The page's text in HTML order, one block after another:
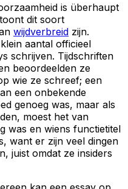
is überhaupt
dit soort
wijdverbreid zijn.
aantal officieel
schrijven. Tijdschriften
beoordeelden ze
wie ze schreef; een
een onbekende
genoeg was, maar als
moest het van
was en wiens functietitel
want er zijn veel dingen
juist omdat ze insiders